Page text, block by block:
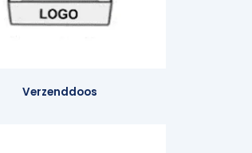
Verzenddoos